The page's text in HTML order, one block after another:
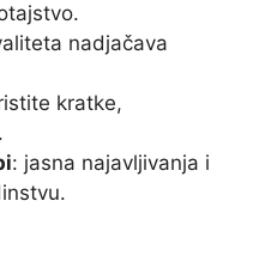
nadjačava
kratke,
: jasna najavljivanja i